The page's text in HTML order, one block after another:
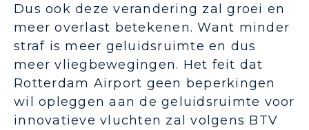
Dus ook deze verandering zal groei en
meer overlast betekenen. Want minder
straf is meer geluidsruimte en dus
meer vliegbewegingen. Het feit dat
Rotterdam Airport geen beperkingen
wil opleggen aan de geluidsruimte voor
innovatieve vluchten zal volgens BTV